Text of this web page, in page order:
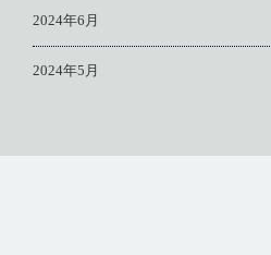
2024年6月
2024年5月